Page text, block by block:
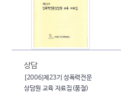
상담
[2006]제23기 성폭력전문
상담원 교육 자료집(품절)